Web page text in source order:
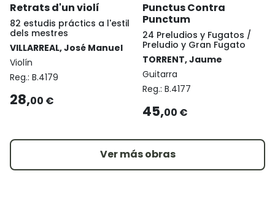
Retrats d'un violí
82 estudis práctics a l'estil
dels mestres
VILLARREAL, José Manuel
Violín
Reg.: B.4179
28,00 €
Punctus Contra
Punctum
24 Preludios y Fugatos /
Preludio y Gran Fugato
TORRENT, Jaume
Guitarra
Reg.: B.4177
45,00 €
Ver más obras